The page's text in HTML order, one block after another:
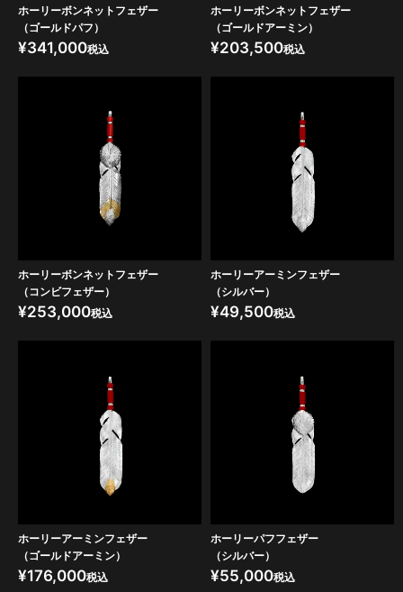
ホーリーボンネットフェザー
（ゴールドパフ）
¥341,000税込
ホーリーボンネットフェザー
（ゴールドアーミン）
¥203,500税込
ホーリーボンネットフェザー
（コンビフェザー）
¥253,000税込
ホーリーアーミンフェザー
（シルバー）
¥49,500税込
ホーリーアーミンフェザー
（ゴールドアーミン）
¥176,000税込
ホーリーパフフェザー
（シルバー）
¥55,000税込